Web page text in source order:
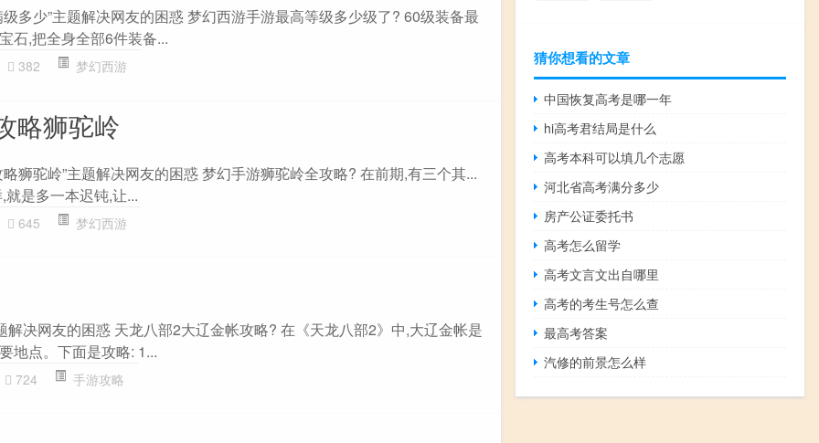
多少”主题解决网友的困惑 梦幻西游手游最高等级多少级了? 60级装备最
石,把全身全部6件装备...
382 梦幻西游
略狮驼岭
狮驼岭”主题解决网友的困惑 梦幻手游狮驼岭全攻略? 在前期,有三个其...
是多一本迟钝,让...
645 梦幻西游
解决网友的困惑 天龙八部2大辽金帐攻略? 在《天龙八部2》中,大辽金帐是
地点。下面是攻略: 1...
724 手游攻略
猜你想看的文章
中国恢复高考是哪一年
hi高考君结局是什么
高考本科可以填几个志愿
河北省高考满分多少
房产公证委托书
高考怎么留学
高考文言文出自哪里
高考的考生号怎么查
最高考答案
汽修的前景怎么样